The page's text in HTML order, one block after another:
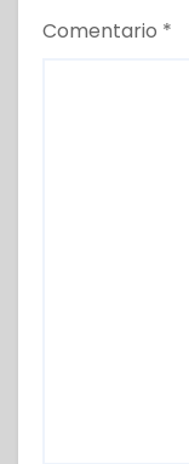
Comentario *